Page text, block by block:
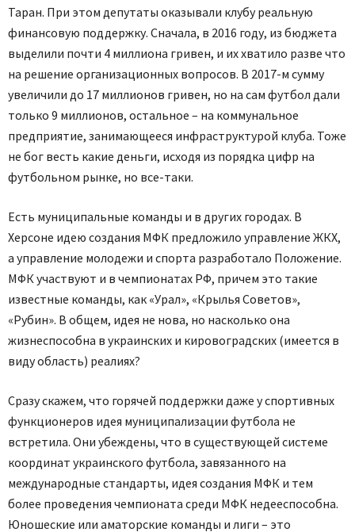
Таран. При этом депутаты оказывали клубу реальную
финансовую поддержку. Сначала, в 2016 году, из бюджета
выделили почти 4 миллиона гривен, и их хватило разве что
на решение организационных вопросов. В 2017-м сумму
увеличили до 17 миллионов гривен, но на сам футбол дали
только 9 миллионов, остальное – на коммунальное
предприятие, занимающееся инфраструктурой клуба. Тоже
не бог весть какие деньги, исходя из порядка цифр на
футбольном рынке, но все-таки.
Есть муниципальные команды и в других городах. В
Херсоне идею создания МФК предложило управление ЖКХ,
а управление молодежи и спорта разработало Положение.
МФК участвуют и в чемпионатах РФ, причем это такие
известные команды, как «Урал», «Крылья Советов»,
«Рубин». В общем, идея не нова, но насколько она
жизнеспособна в украинских и кировоградских (имеется в
виду область) реалиях?
Сразу скажем, что горячей поддержки даже у спортивных
функционеров идея муниципализации футбола не
встретила. Они убеждены, что в существующей системе
координат украинского футбола, завязанного на
международные стандарты, идея создания МФК и тем
более проведения чемпионата среди МФК недееспособна.
Юношеские или аматорские команды и лиги – это